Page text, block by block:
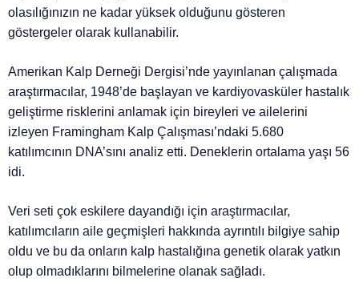
olasılığınızın ne kadar yüksek olduğunu gösteren
göstergeler olarak kullanabilir.
Amerikan Kalp Derneği Dergisi’nde yayınlanan çalışmada
araştırmacılar, 1948’de başlayan ve kardiyovasküler hastalık
geliştirme risklerini anlamak için bireyleri ve ailelerini
izleyen Framingham Kalp Çalışması’ndaki 5.680
katılımcının DNA’sını analiz etti. Deneklerin ortalama yaşı 56
idi.
Veri seti çok eskilere dayandığı için araştırmacılar,
katılımcıların aile geçmişleri hakkında ayrıntılı bilgiye sahip
oldu ve bu da onların kalp hastalığına genetik olarak yatkın
olup olmadıklarını bilmelerine olanak sağladı.